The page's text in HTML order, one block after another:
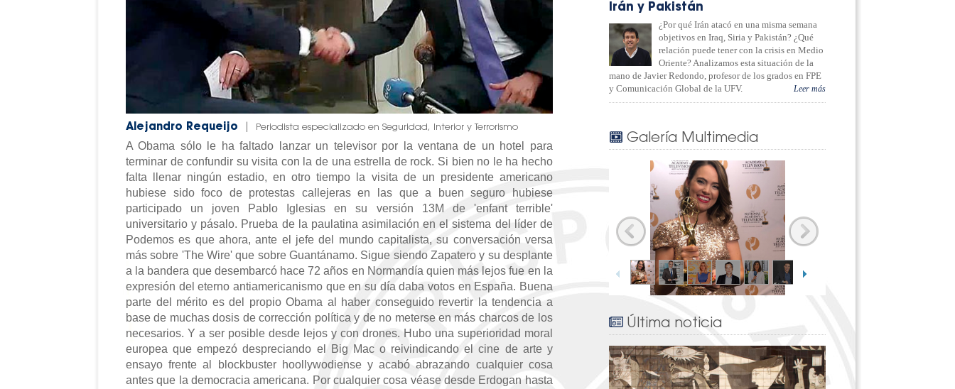
Alejandro Requeijo Periodista especializado en Seguridad, Interior y Terrorismo
A Obama sólo le ha faltado lanzar un televisor por la ventana de un hotel para
terminar de confundir su visita con la de una estrella de rock. Si bien no le ha hecho
falta llenar ningún estadio, en otro tiempo la visita de un presidente americano
hubiese sido foco de protestas callejeras en las que a buen seguro hubiese
participado un joven Pablo Iglesias en su versión 13M de 'enfant terrible'
universitario y pásalo. Prueba de la paulatina asimilación en el sistema del líder de
Podemos es que ahora, ante el jefe del mundo capitalista, su conversación versa
más sobre 'The Wire' que sobre Guantánamo. Sigue siendo Zapatero y su desplante
a la bandera que desembarcó hace 72 años en Normandía quien más lejos fue en la
expresión del eterno antiamericanismo que en su día daba votos en España. Buena
parte del mérito es del propio Obama al haber conseguido revertir la tendencia a
base de muchas dosis de corrección política y de no meterse en más charcos de los
necesarios. Y a ser posible desde lejos y con drones. Hubo una superioridad moral
europea que empezó despreciando el Big Mac o reivindicando el cine de arte y
ensayo frente al blockbuster hoollywodiense y acabó abrazando cualquier cosa
antes que la democracia americana. Por cualquier cosa véase desde Erdogan hasta
Irán y Pakistán
¿Por qué Irán atacó en una misma semana
objetivos en Iraq, Siria y Pakistán? ¿Qué
relación puede tener con la crisis en Medio
Oriente? Analizamos esta situación de la
mano de Javier Redondo, profesor de los grados en FPE
y Comunicación Global de la UFV.
Leer más
Galería Multimedia
1 22
Última noticia